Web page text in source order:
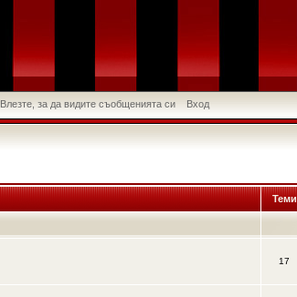
Влезте, за да видите съобщенията си Вход
Теми
17